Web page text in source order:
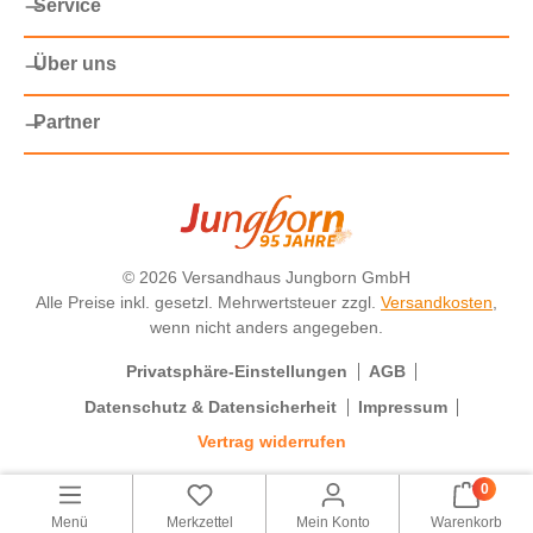
Service
Über uns
Partner
© 2026 Versandhaus Jungborn GmbH
Alle Preise inkl. gesetzl. Mehrwertsteuer zzgl. Versandkosten,
wenn nicht anders angegeben.
Privatsphäre-Einstellungen
AGB
Datenschutz & Datensicherheit
Impressum
Vertrag widerrufen
Menü Merkzettel Mein Konto
0
Warenkorb